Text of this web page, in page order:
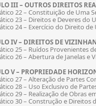
III – OUTROS DIREITOS
22 – Constituição de Uma
23 – Direitos e Deveres
24 – Exercício do Direito de
IV – DIREITOS DE
25 – Ruídos Provenientes
26 – Abertura de Janelas e
V – PROPRIEDADE
27 – Alteração de Partes
28 – Uso Exclusivo de
29 – Realização de Obras
30 – Construção e Direitos